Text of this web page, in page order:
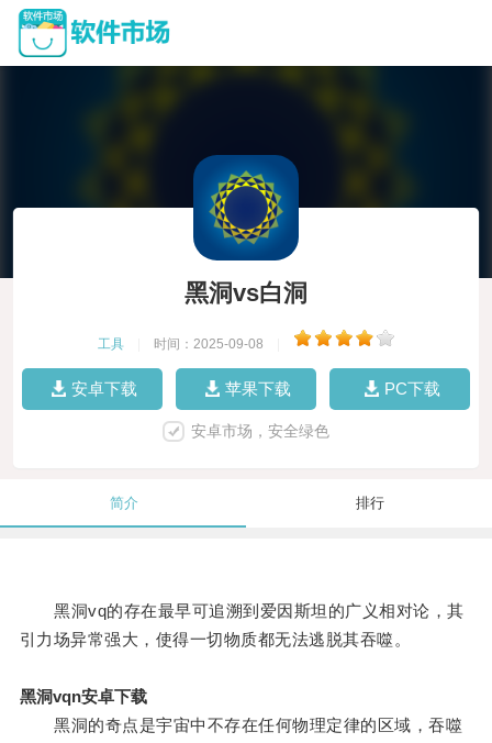
黑洞vs白洞
工具 时间：2025-09-08
安卓下载 苹果下载 PC下载
安卓市场，安全绿色
简介 排行
黑洞vq的存在最早可追溯到爱因斯坦的广义相对论，其
引力场异常强大，使得一切物质都无法逃脱其吞噬。
黑洞vqn安卓下载
黑洞的奇点是宇宙中不存在任何物理定律的区域，吞噬